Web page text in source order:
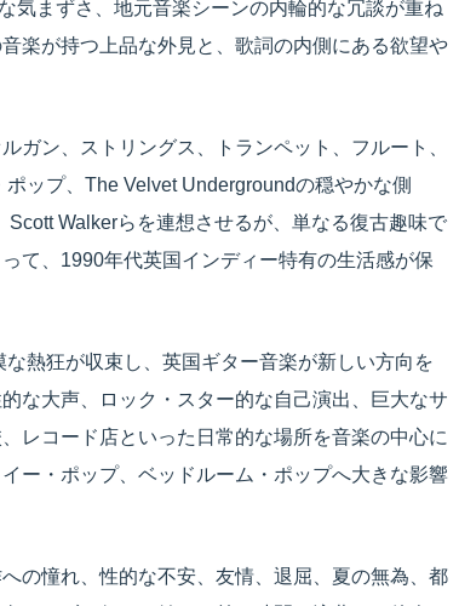
気まずさ、地元音楽シーンの内輪的な冗談が重ね
楽が持つ上品な外見と、歌詞の内側にある欲望や
ガン、ストリングス、トランペット、フルート、
ップ、The Velvet Undergroundの穏やかな側
Scott Walkerらを連想させるが、単なる復古趣味で
て、1990年代英国インディー特有の生活感が保
熱狂が収束し、英国ギター音楽が新しい方向を
な大声、ロック・スター的な自己演出、巨大なサ
レコード店といった日常的な場所を音楽の中心に
ー・ポップ、ベッドルーム・ポップへ大きな影響
の憧れ、性的な不安、友情、退屈、夏の無為、都